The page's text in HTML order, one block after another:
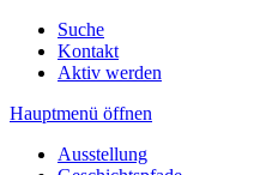
Suche
Kontakt
Aktiv werden
Hauptmenü öffnen
Ausstellung